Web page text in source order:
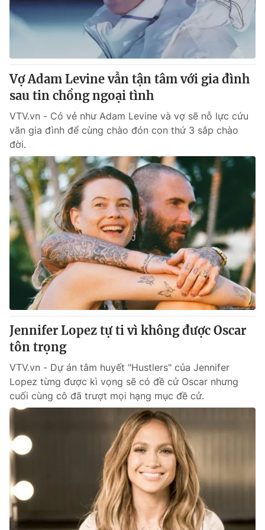
Sản phẩm
Tư vấn
Lịch phát sóng
Chuyên mục khác
Emagazine Podcast
Photo Infographic
Video Shorts video
VTV Money VTV Thể thao
VTV Sức khoẻ Bất động sản
Thị trường 24h Tấm lòng Việt
VTV4 Vươn mình bằng AI
VTV9
Liên hệ tòa soạn English
THỜI BÁO VTV
Theo dõi báo trên
Cơ quan chủ quản: Đài Truyền hình Việt Nam
Vợ Adam Levine vẫn tận tâm với gia đình
sau tin chồng ngoại tình
VTV.vn - Có vẻ như Adam Levine và vợ sẽ nỗ lực cứu
vãn gia đình để cùng chào đón con thứ 3 sắp chào
đời.
Jennifer Lopez tự ti vì không được Oscar
tôn trọng
VTV.vn - Dự án tâm huyết "Hustlers" của Jennifer
Lopez từng được kì vọng sẽ có đề cử Oscar nhưng
cuối cùng cô đã trượt mọi hạng mục đề cử.